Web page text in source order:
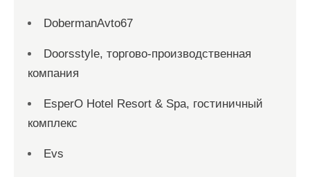
DobermanAvto67
Doorsstyle, торгово-производственная
компания
EsperO Hotel Resort & Spa, гостиничный
комплекс
Evs